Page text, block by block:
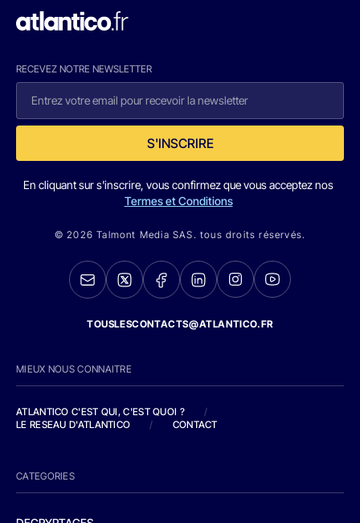
RECEVEZ NOTRE NEWSLETTER
S'INSCRIRE
En cliquant sur s'inscrire, vous confirmez que vous acceptez nos
Termes et Conditions
© 2026 Talmont Media SAS. tous droits réservés.
TOUSLESCONTACTS@ATLANTICO.FR
MIEUX NOUS CONNAITRE
ATLANTICO C'EST QUI, C'EST QUOI ?
/
LE RESEAU D'ATLANTICO
/ CONTACT
CATEGORIES